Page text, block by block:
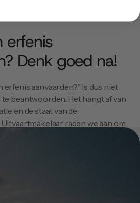
erfenis
Denk goed na!
erfenis aanvaarden?" is dus niet
beantwoorden. Het hangt af van
en de staat van de
raden we aan om